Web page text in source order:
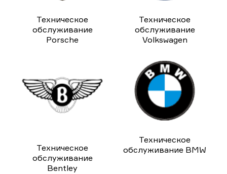
Техническое
обслуживание
Porsche
Техническое
обслуживание
Volkswagen
Техническое
обслуживание
Bentley
Техническое
обслуживание BMW